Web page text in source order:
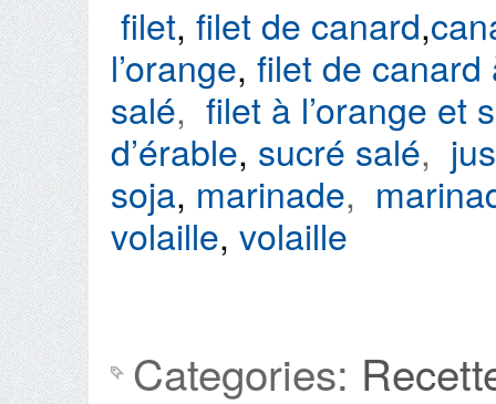
filet, filet de canard,
l’orange, filet de canard
salé, filet à l’orange et
d’érable, sucré salé,
soja, marinade,
volaille, volaille
Categories: